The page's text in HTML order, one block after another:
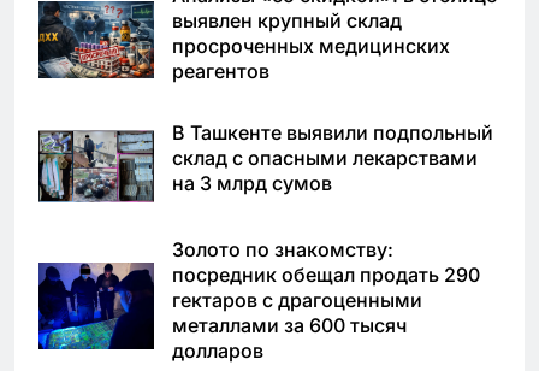
выявлен крупный склад
просроченных медицинских
реагентов
В Ташкенте выявили подпольный
склад с опасными лекарствами
на 3 млрд сумов
Золото по знакомству:
посредник обещал продать 290
гектаров с драгоценными
металлами за 600 тысяч
долларов